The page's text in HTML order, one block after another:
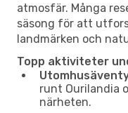
atmosfär. Många
säsong för att
landmärken och
Topp aktiviteter
runt Ourilandia
närheten.